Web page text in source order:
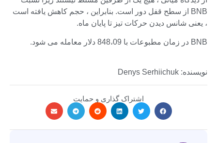
BNB از سطح قفل دور است. بنابراین ، حجم کاهش یافته است
، یعنی شانس دیدن حرکات تیز تا پایان ماه.
BNB در زمان مطبوعات با 848،09 دلار معامله می شود.
نویسنده: Denys Serhiichuk
اشتراک گذاری و حمایت